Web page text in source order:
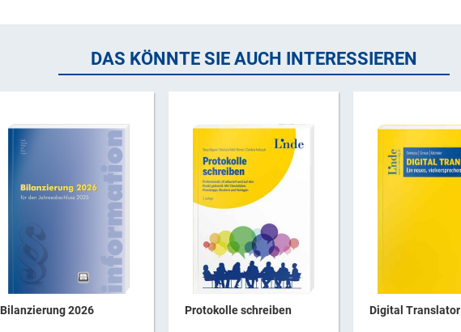
DAS KÖNNTE SIE AUCH INTERESSIEREN
Bilanzierung 2026 Protokolle schreiben Digital Translator